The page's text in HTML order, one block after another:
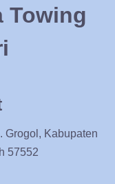
Towing
Grogol, Kabupaten
57552